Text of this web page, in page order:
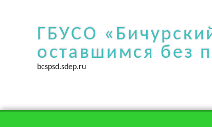
ГБУСО
оставшимся без
bcspsd.sdep.ru